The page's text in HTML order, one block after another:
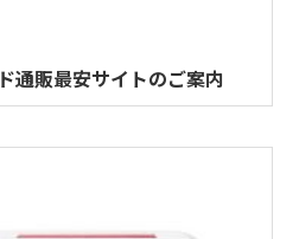
通販最安サイトのご案内